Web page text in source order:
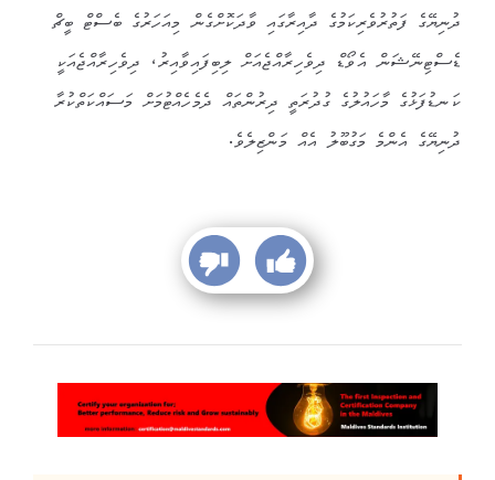
ދުނިޔޭގެ ފަތުރުވެރިކަމުގެ ދާއިރާގައި ވާދަކޮށްގެން މިއަހަރުގެ ބެސްޓް ބީޗް
ޑެސްޓިނޭޝަން އެވޯޑް ދިވެހިރާއްޖެއަށް ލިބިފައިވާއިރު، ދިވެހިރާއްޖެއަކީ
ކަނޑުފަޅުގެ މާހައުލުގެ ގުދުރަތީ ދިރުންތައް ދެމެހެއްޓުމަށް މަސައްކަތްކުރާ
ދުނިޔޭގެ އެންމެ މަގުބޫލު އެއް މަންޒިލެވެ.